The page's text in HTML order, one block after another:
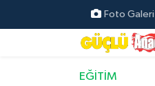
Foto Galeri
EĞITIM
Özel Haber